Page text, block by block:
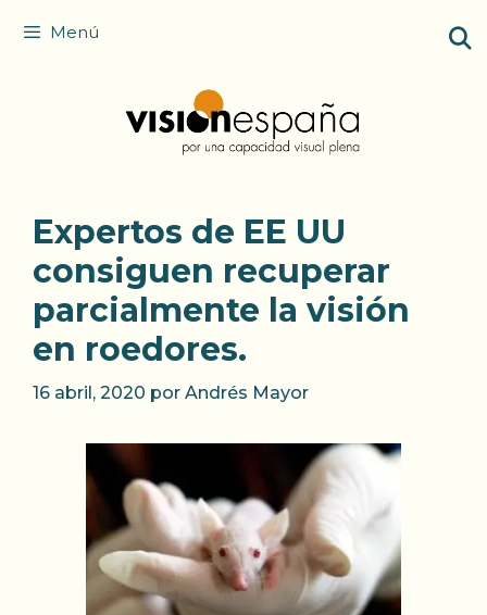
Menú
Expertos de EE UU
consiguen recuperar
parcialmente la visión
en roedores.
16 abril, 2020 por Andrés Mayor